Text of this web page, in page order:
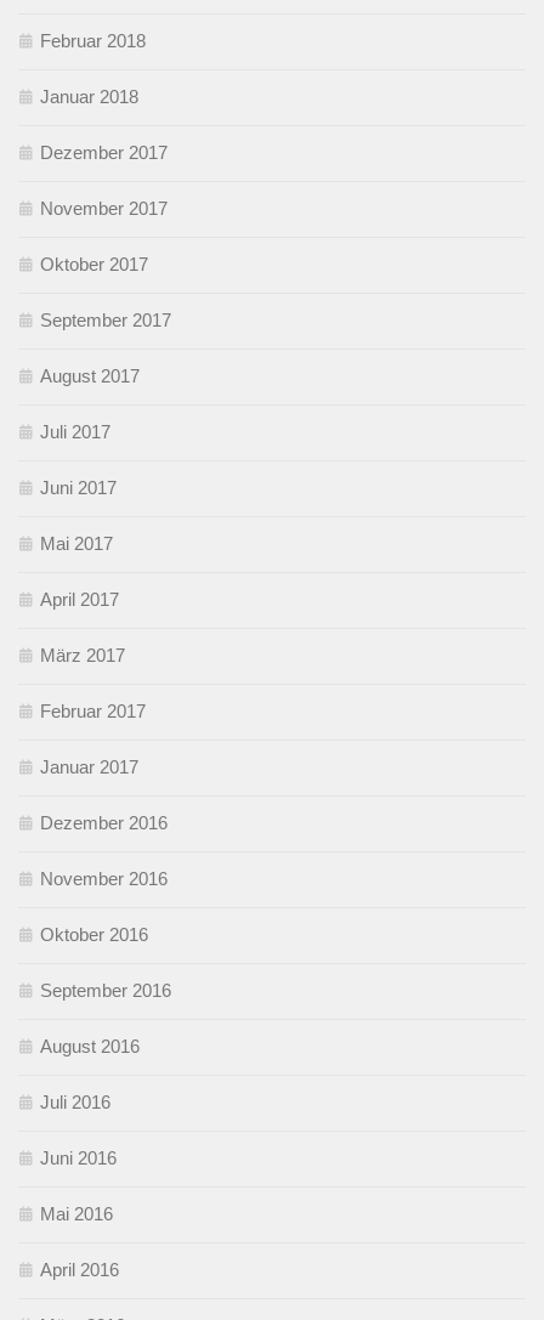
Februar 2018
Januar 2018
Dezember 2017
November 2017
Oktober 2017
September 2017
August 2017
Juli 2017
Juni 2017
Mai 2017
April 2017
März 2017
Februar 2017
Januar 2017
Dezember 2016
November 2016
Oktober 2016
September 2016
August 2016
Juli 2016
Juni 2016
Mai 2016
April 2016